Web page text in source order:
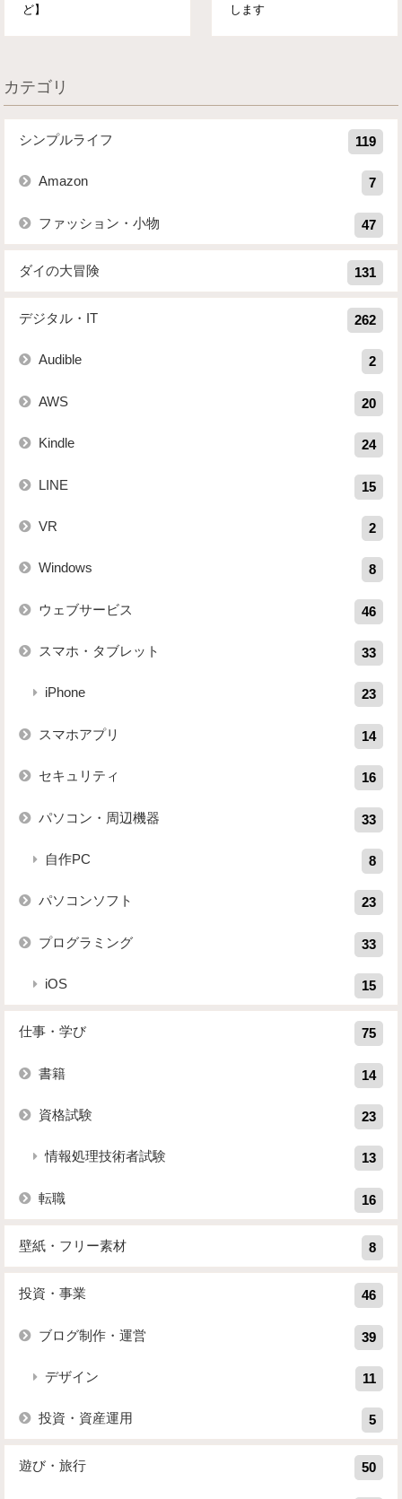
ど】
します
カテゴリ
シンプルライフ 119
Amazon 7
ファッション・小物 47
ダイの大冒険 131
デジタル・IT 262
Audible 2
AWS 20
Kindle 24
LINE 15
VR 2
Windows 8
ウェブサービス 46
スマホ・タブレット 33
iPhone 23
スマホアプリ 14
セキュリティ 16
パソコン・周辺機器 33
自作PC 8
パソコンソフト 23
プログラミング 33
iOS 15
仕事・学び 75
書籍 14
資格試験 23
情報処理技術者試験 13
転職 16
壁紙・フリー素材 8
投資・事業 46
ブログ制作・運営 39
デザイン 11
投資・資産運用 5
遊び・旅行 50